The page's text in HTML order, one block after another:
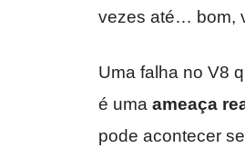
vezes até… bom,
Uma falha no V8
é uma ameaça
pode acontecer